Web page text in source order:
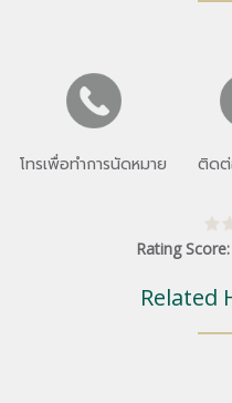
โทรเพื่อทำการนัดหมาย ติดต่
Rating Score:
Related